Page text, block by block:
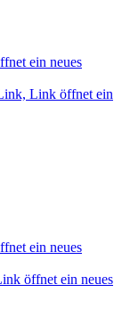
ein neues
Link öffnet ein
ein neues
öffnet ein neues